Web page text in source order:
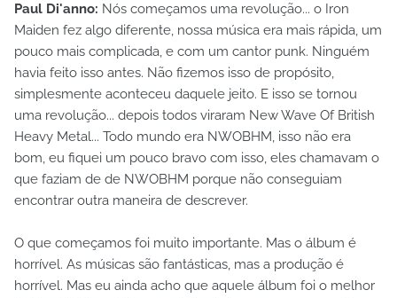
Paul Di'anno: Nós começamos uma revolução... o Iron
Maiden fez algo diferente, nossa música era mais rápida, um
pouco mais complicada, e com um cantor punk. Ninguém
havia feito isso antes. Não fizemos isso de propósito,
simplesmente aconteceu daquele jeito. E isso se tornou
uma revolução... depois todos viraram New Wave Of British
Heavy Metal... Todo mundo era NWOBHM, isso não era
bom, eu fiquei um pouco bravo com isso, eles chamavam o
que faziam de de NWOBHM porque não conseguiam
encontrar outra maneira de descrever.
O que começamos foi muito importante. Mas o álbum é
horrível. As músicas são fantásticas, mas a produção é
horrível. Mas eu ainda acho que aquele álbum foi o melhor